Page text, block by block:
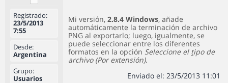
Registrado:
23/5/2013
7:55
Desde:
Argentina
Grupo:
Usuarios
Mi versión, 2.8.4 Windows, añade
automáticamente la terminación de archivo
PNG al exportarlo; luego, igualmente, se
puede seleccionar entre los diferentes
formatos en la opción Seleccione el tipo de
archivo (Por extensión).
Enviado el: 23/5/2013 11:01